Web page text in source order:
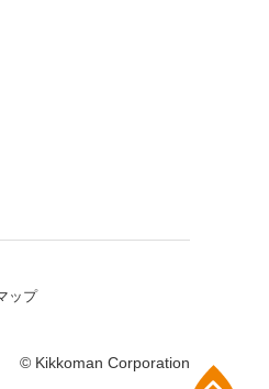
ップ
© Kikkoman Corporation